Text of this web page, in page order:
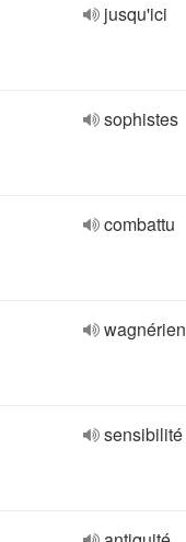
jusqu'ici
sophistes
combattu
wagnérien
sensibilité